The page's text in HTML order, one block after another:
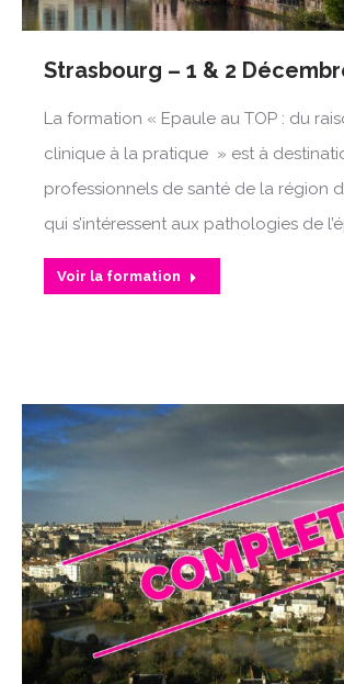
Strasbourg – 1 & 2
La formation « Epaule au TOP : du
clinique à la pratique » est à
professionnels de santé de la région
qui s’intéressent aux pathologies de
Voir la formation